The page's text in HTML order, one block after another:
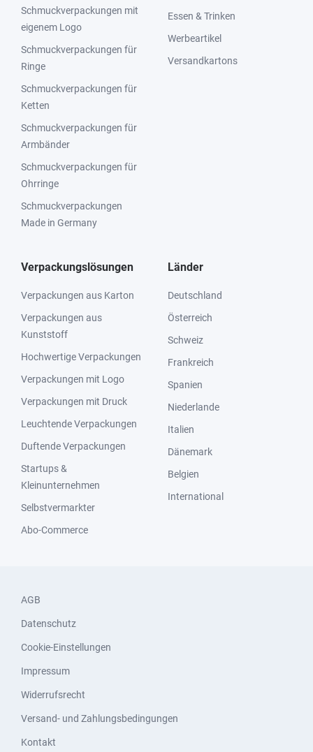
Schmuckverpackungen mit
eigenem Logo
Schmuckverpackungen für
Ringe
Schmuckverpackungen für
Ketten
Schmuckverpackungen für
Armbänder
Schmuckverpackungen für
Ohrringe
Schmuckverpackungen
Made in Germany
Essen & Trinken
Werbeartikel
Versandkartons
Verpackungslösungen
Verpackungen aus Karton
Verpackungen aus
Kunststoff
Hochwertige Verpackungen
Verpackungen mit Logo
Verpackungen mit Druck
Leuchtende Verpackungen
Duftende Verpackungen
Startups &
Kleinunternehmen
Selbstvermarkter
Abo-Commerce
Länder
Deutschland
Österreich
Schweiz
Frankreich
Spanien
Niederlande
Italien
Dänemark
Belgien
International
AGB
Datenschutz
Cookie-Einstellungen
Impressum
Widerrufsrecht
Versand- und Zahlungsbedingungen
Kontakt